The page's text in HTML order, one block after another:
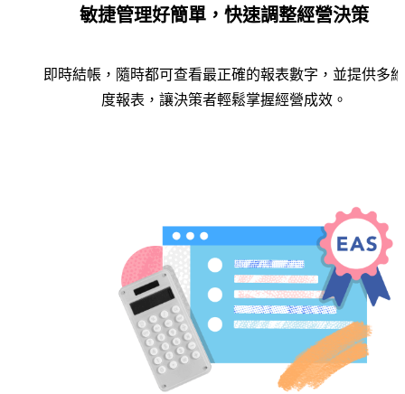
敏捷管理好簡單，快速調整經營決策
即時結帳，隨時都可查看最正確的報表數字，並提供多維
度報表，讓決策者輕鬆掌握經營成效。